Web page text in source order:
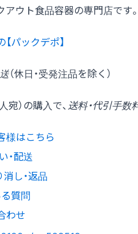
アウト食品容器の専門店です
パックデポ】
（休日・受発注品を除く）
宛）の購入で、 送料・代引手数
様はこちら
・配送
し・返品
質問
わせ